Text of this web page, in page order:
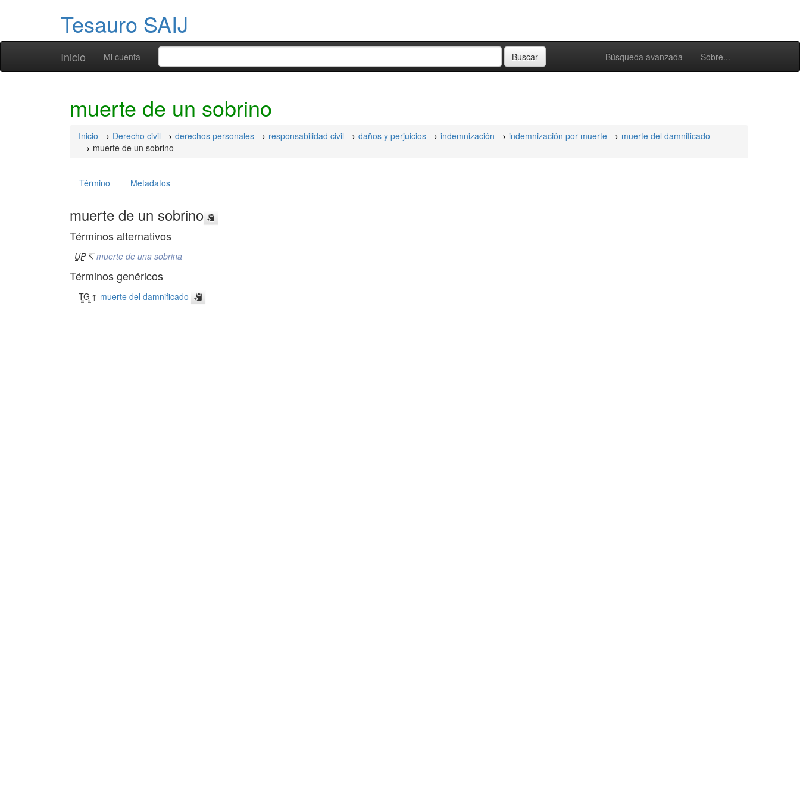
Tesauro SAIJ
Inicio Búsqueda avanzada Sobre...
Mi cuenta
muerte de un sobrino
Inicio Derecho civil derechos personales responsabilidad civil daños y perjuicios indemnización indemnización por muerte
muerte del damnificado
muerte de un sobrino
Término Metadatos
muerte de un sobrino
Términos alternativos
UP ↸muerte de una sobrina
Términos genéricos
TG ↑ muerte del damnificado